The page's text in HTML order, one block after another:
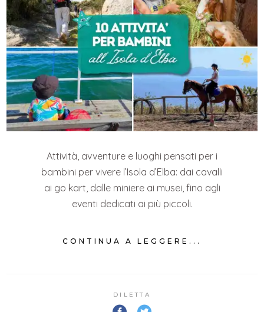
Attività, avventure e luoghi pensati per i
bambini per vivere l’Isola d’Elba: dai cavalli
ai go kart, dalle miniere ai musei, fino agli
eventi dedicati ai più piccoli.
CONTINUA A LEGGERE...
DILETTA